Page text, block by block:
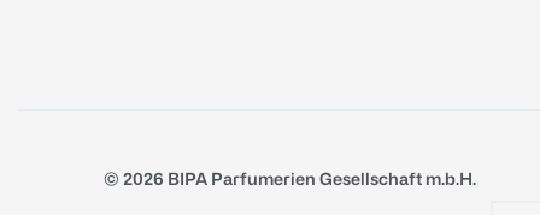
© 2026 BIPA Parfumerien Gesellschaft m.b.H.